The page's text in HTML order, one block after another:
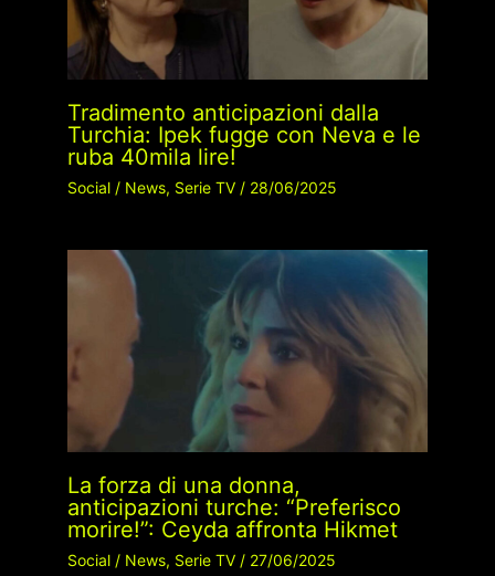
Tradimento anticipazioni dalla
Turchia: Ipek fugge con Neva e le
ruba 40mila lire!
Social/ News, Serie TV/ 28/06/2025
La forza di una donna,
anticipazioni turche: “Preferisco
morire!”: Ceyda affronta Hikmet
Social/ News, Serie TV/ 27/06/2025